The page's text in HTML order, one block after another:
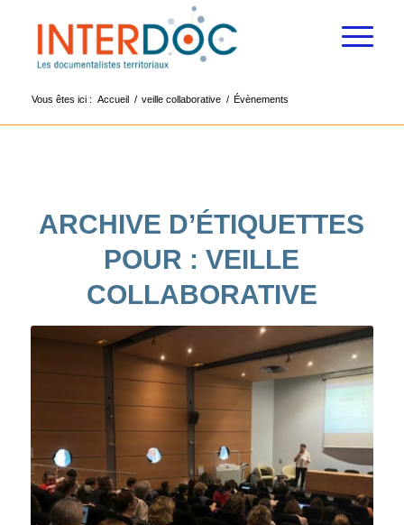
Vous êtes ici : Accueil / veille collaborative / Évènements
ARCHIVE D’ÉTIQUETTES
POUR :VEILLE
COLLABORATIVE